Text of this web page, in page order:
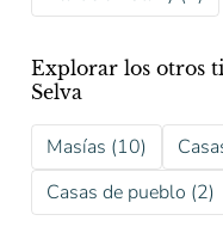
Explorar los otros
Selva
Masías (10)
Casas de pueblo (2)